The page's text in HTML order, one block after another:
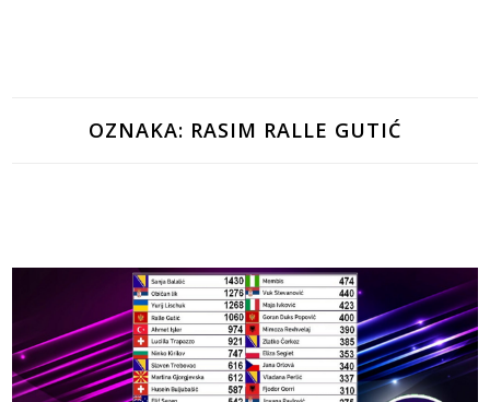
OZNAKA: RASIM RALLE GUTIĆ